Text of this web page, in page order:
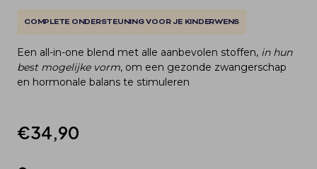
COMPLETE ONDERSTEUNING VOOR JE KINDERWENS
Een all-in-one blend met alle aanbevolen stoffen, in hun
best mogelijke vorm, om een gezonde zwangerschap
en hormonale balans te stimuleren
€34,90